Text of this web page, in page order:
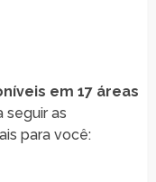
em 17 áreas
seguir as
para você: